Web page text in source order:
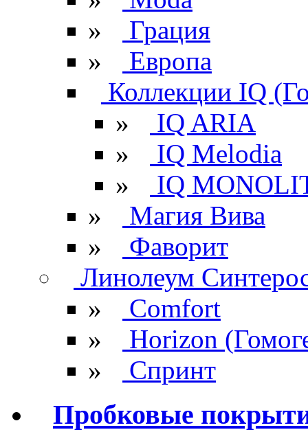
»
Грация
»
Европа
Коллекции IQ
»
IQ ARIA
»
IQ Melodia
»
IQ
»
Магия Вива
»
Фаворит
Линолеум
»
Comfort
»
Horizon
»
Спринт
Пробковые